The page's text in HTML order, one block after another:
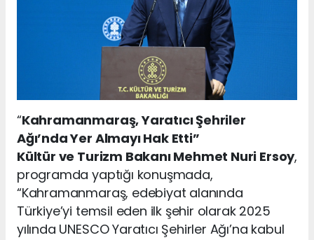
“Kahramanmaraş, Yaratıcı Şehriler
Ağı’nda Yer Almayı Hak Etti”
Kültür ve Turizm Bakanı Mehmet Nuri Ersoy,
programda yaptığı konuşmada,
“Kahramanmaraş, edebiyat alanında
Türkiye’yi temsil eden ilk şehir olarak 2025
yılında UNESCO Yaratıcı Şehirler Ağı’na kabul